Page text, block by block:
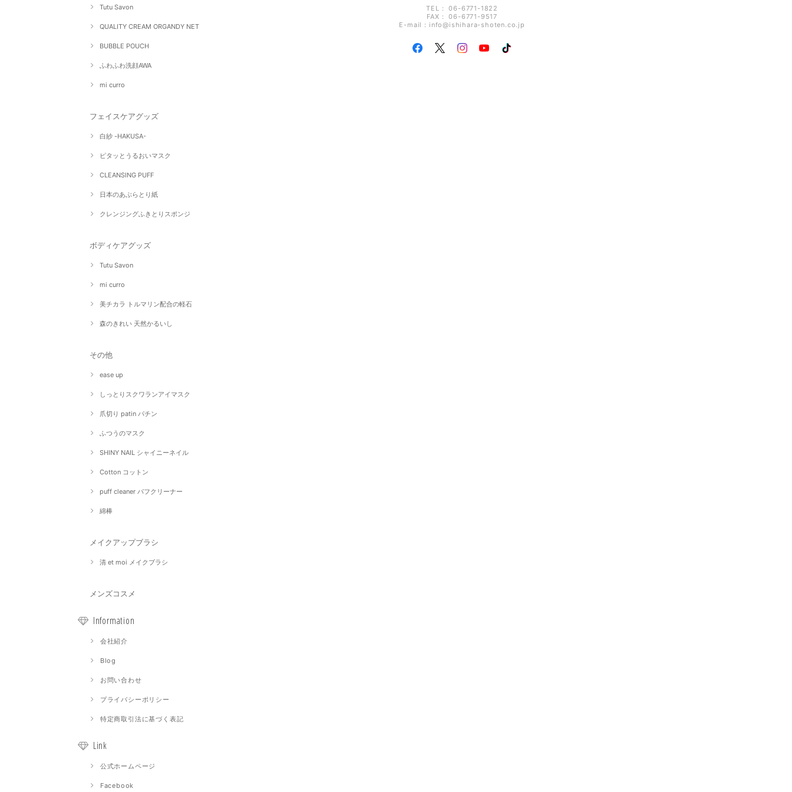
Tutu Savon
QUALITY CREAM ORGANDY NET
BUBBLE POUCH
ふわふわ洗顔AWA
mi curro
フェイスケアグッズ
白紗 -HAKUSA-
ピタッとうるおいマスク
CLEANSING PUFF
日本のあぶらとり紙
クレンジングふきとりスポンジ
ボディケアグッズ
Tutu Savon
mi curro
美チカラ トルマリン配合の軽石
森のきれい 天然かるいし
その他
ease up
しっとりスクワランアイマスク
爪切り patin パチン
ふつうのマスク
SHINY NAIL シャイニーネイル
Cotton コットン
puff cleaner パフクリーナー
綿棒
メイクアップブラシ
清 et moi メイクブラシ
メンズコスメ
Information
会社紹介
Blog
お問い合わせ
プライバシーポリシー
特定商取引法に基づく表記
Link
公式ホームページ
Facebook
TEL： 06-6771-1822
FAX： 06-6771-9517
E-mail： info@ishihara-shoten.co.jp